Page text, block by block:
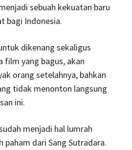
sebuah kekuatan baru
bagi Indonesia.
dikenang sekaligus
film yang bagus, akan
orang setelahnya, bahkan
tidak menonton langsung
ini.
menjadi hal lumrah
dari Sang Sutradara.